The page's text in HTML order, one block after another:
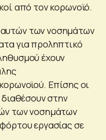
από τον κορωνοϊό.
των νοσημάτων
για προληπτικό
έχουν
Επίσης οι
διαθέσουν στην
των νοσημάτων
εργασίας σε